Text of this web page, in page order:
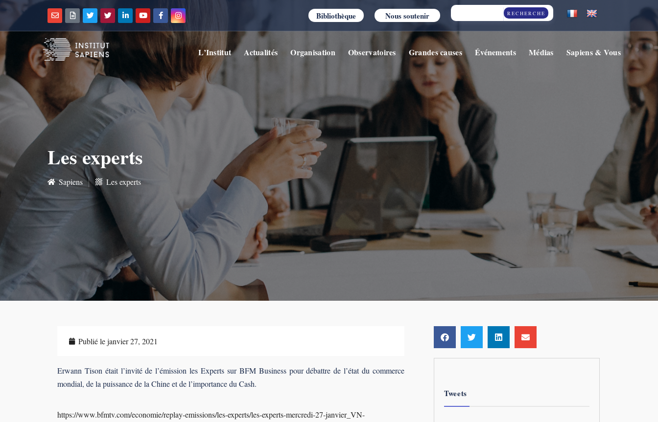
Bibliothèque Nous soutenir RECHERCHE
L’Institut Actualités Organisation Observatoires Grandes causes Événements Médias Sapiens & Vous
Les experts
Sapiens Les experts
Publié lejanvier 27, 2021
Erwann Tison était l’invité de l’émission les Experts sur BFM Business pour débattre de l’état du commerce
mondial, de la puissance de la Chine et de l’importance du Cash.
https://www.bfmtv.com/economie/replay-emissions/les-experts/les-experts-mercredi-27-janvier_VN-
Tweets